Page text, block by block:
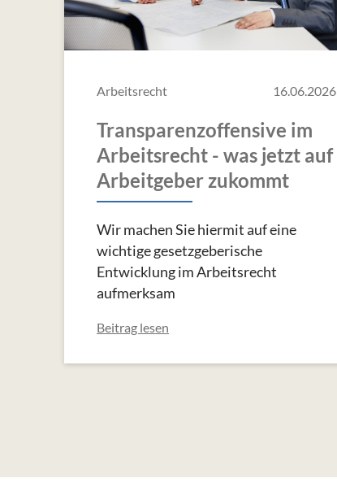
Arbeitsrecht 16.06.2026
Transparenzoffensive im
Arbeitsrecht - was jetzt auf
Arbeitgeber zukommt
Wir machen Sie hiermit auf eine
wichtige gesetzgeberische
Entwicklung im Arbeitsrecht
aufmerksam
Beitrag lesen